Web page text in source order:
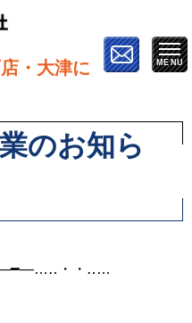
・大津に
末年始 休業のお知らせ
のお知ら
・・‥…